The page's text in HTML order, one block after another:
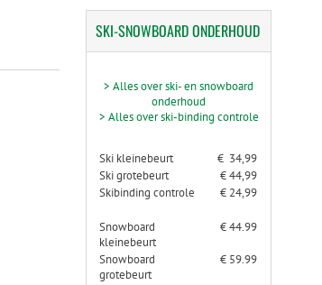
SKI-SNOWBOARDONDERHOUD
> Alles over ski- en snowboard
onderhoud
> Alles over ski-binding controle
Ski kleinebeurt
€ 34,99
Ski grotebeurt
€ 44,99
Skibinding controle
€ 24,99
Snowboard
kleinebeurt
€ 44.99
Snowboard
grotebeurt
€ 59.99